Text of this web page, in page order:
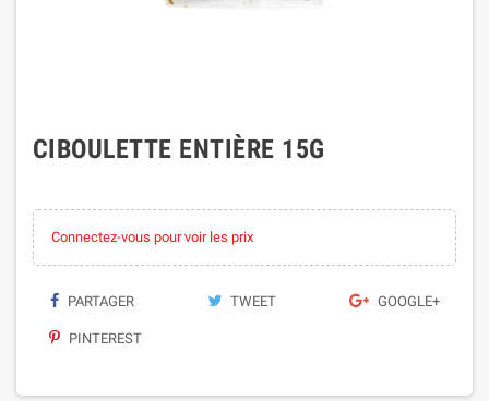
CIBOULETTE ENTIÈRE 15G
Connectez-vous pour voir les prix
PARTAGER TWEET GOOGLE+
PINTEREST